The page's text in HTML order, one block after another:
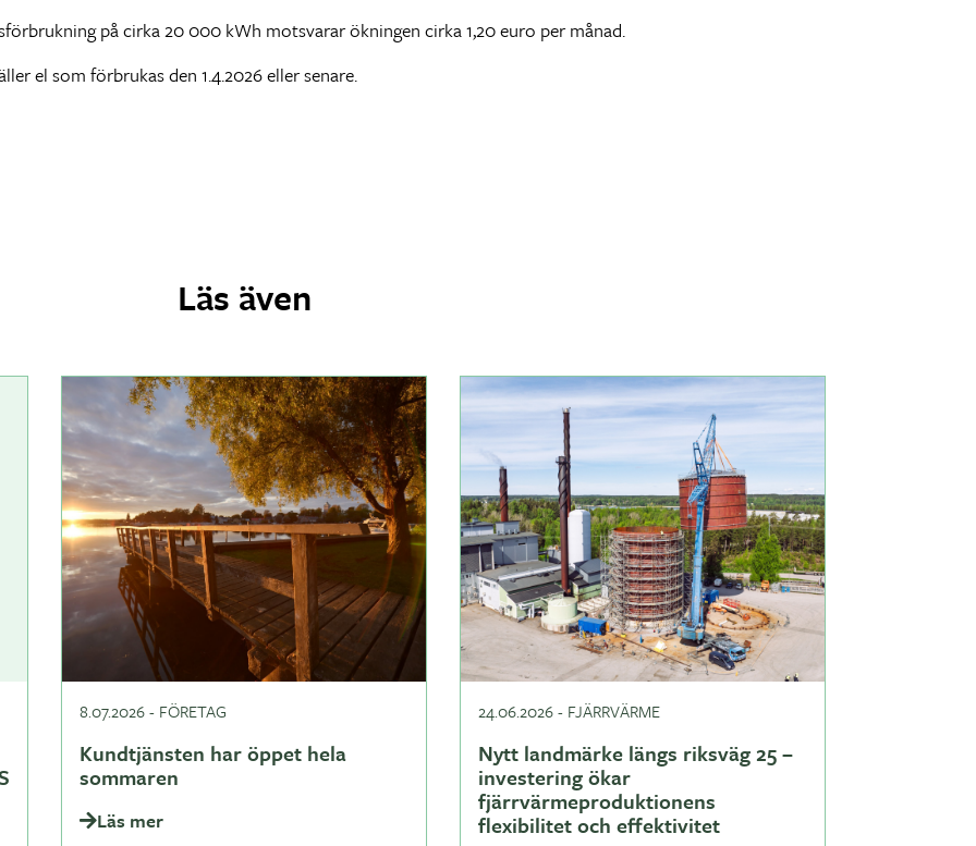
på cirka 20 000 kWh motsvarar ökningen cirka 1,20 euro per månad.
el som förbrukas den 1.4.2026 eller senare.
Läs även
8.07.2026- FÖRETAG
Kundtjänsten har öppet hela
sommaren
Läs mer
24.06.2026- FJÄRRVÄRME
Nytt landmärke längs riksväg 25 –
investering ökar
fjärrvärmeproduktionens
flexibilitet och effektivitet